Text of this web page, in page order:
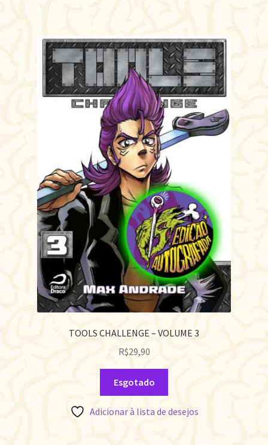
TOOLS CHALLENGE – VOLUME 3
R$29,90
Esgotado
Adicionar à lista de desejos